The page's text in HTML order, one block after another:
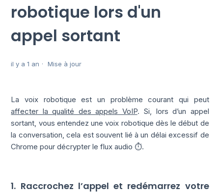
robotique lors d'un
appel sortant
il y a 1 an Mise à jour
La voix robotique est un problème courant qui peut
affecter la qualité des appels VoIP. Si, lors d’un appel
sortant, vous entendez une voix robotique dès le début de
la conversation, cela est souvent lié à un délai excessif de
Chrome pour décrypter le flux audio ⏱.
1. Raccrochez l’appel et redémarrez votre